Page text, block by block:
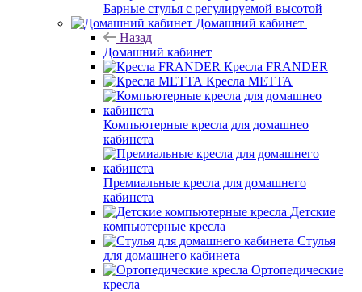
Барные стулья с регулируемой высотой
Домашний кабинет
Назад
Домашний кабинет
Кресла FRANDER
Кресла METTA
Компьютерные кресла для домашнео
кабинета
Премиальные кресла для домашнего
кабинета
Детские
компьютерные кресла
Стулья
для домашнего кабинета
Ортопедические
кресла